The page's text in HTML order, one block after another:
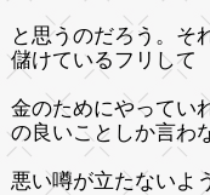
と思うのだろう。そ
儲けているフリして
金のためにやってい
の良いことしか言わ
悪い噂が立たないよ